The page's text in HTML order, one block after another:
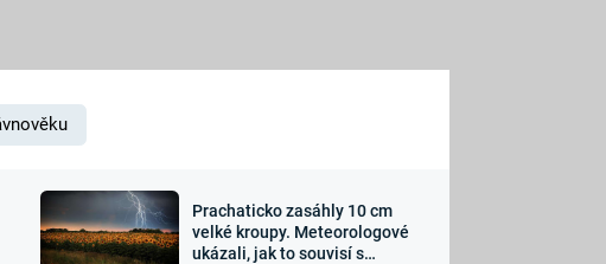
Sledujte nás
Prachaticko zasáhly 10 cm
velké kroupy. Meteorologové
ukázali, jak to souvisí s